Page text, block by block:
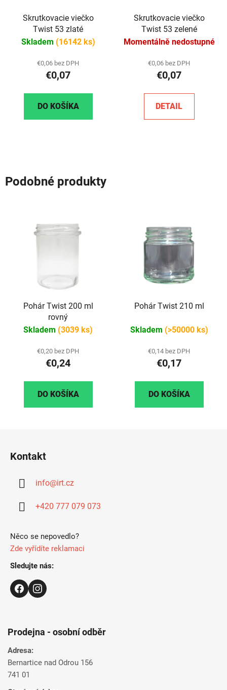
Skrutkovacie viečko
Twist 53 zlaté
Skladem (16142 ks)
€0,06 bez DPH
€0,07
DO KOŠÍKA
Skrutkovacie viečko
Twist 53 zelené
Momentálně nedostupné
€0,06 bez DPH
€0,07
DETAIL
Podobné produkty
Pohár Twist 200 ml
rovný
Skladem (3039 ks)
€0,20 bez DPH
€0,24
DO KOŠÍKA
Pohár Twist 210 ml
Skladem (>50000 ks)
€0,14 bez DPH
€0,17
DO KOŠÍKA
Kontakt
info@irt.cz
+420 777 079 073
Něco se nepovedlo?
Zde vyřídíte reklamaci
Sledujte nás:
Prodejna - osobní odběr
Adresa:
Bernartice nad Odrou 156
741 01